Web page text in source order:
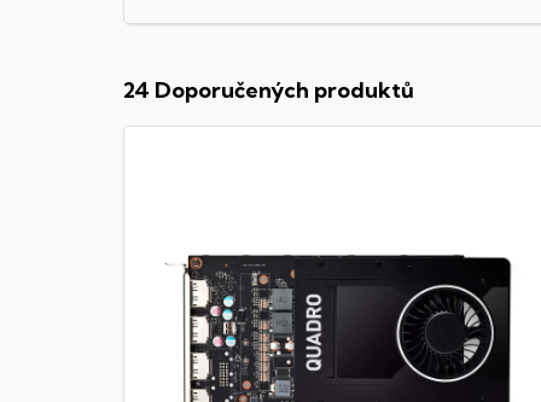
24 Doporučených produktů